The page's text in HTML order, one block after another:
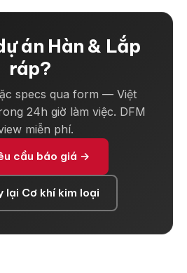
án Hàn & Lắp
ráp?
specs qua form — Việt
24h giờ làm việc. DFM
miễn phí.
cầu báo giá →
lại Cơ khí kim loại